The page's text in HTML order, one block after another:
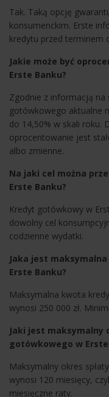
Tak. Taką opcję
konsumenckim. Erste
kredytu przed terminem
Jakie może być
Erste Banku?
Zgodnie z informacją
gotówkowego aktualne
do 14,50% w skali roku.
oprocentowanie jest
albo zmienne.
Na jaki cel można
Erste Banku?
Kredyt gotówkowy w
dowolny cel
codzienne wydatki.
Jaka jest
Erste Banku?
Maksymalna kwota
wynosi 250 000 zł.
Jaki jest maksymalny
gotówkowego w Erste
Maksymalny okres
wynosi 120 miesięcy,
miesięczne raty.